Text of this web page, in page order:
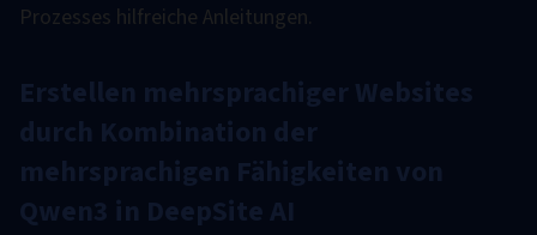
Prozesses hilfreiche Anleitungen.
Erstellen mehrsprachiger Websites
durch Kombination der
mehrsprachigen Fähigkeiten von
Qwen3 in DeepSite AI